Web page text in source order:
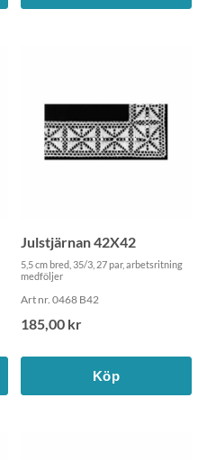
Julstjärnan 42X42
5,5 cm bred, 35/3, 27 par, arbetsritning
medföljer
Art nr. 0468 B42
185,00 kr
Köp